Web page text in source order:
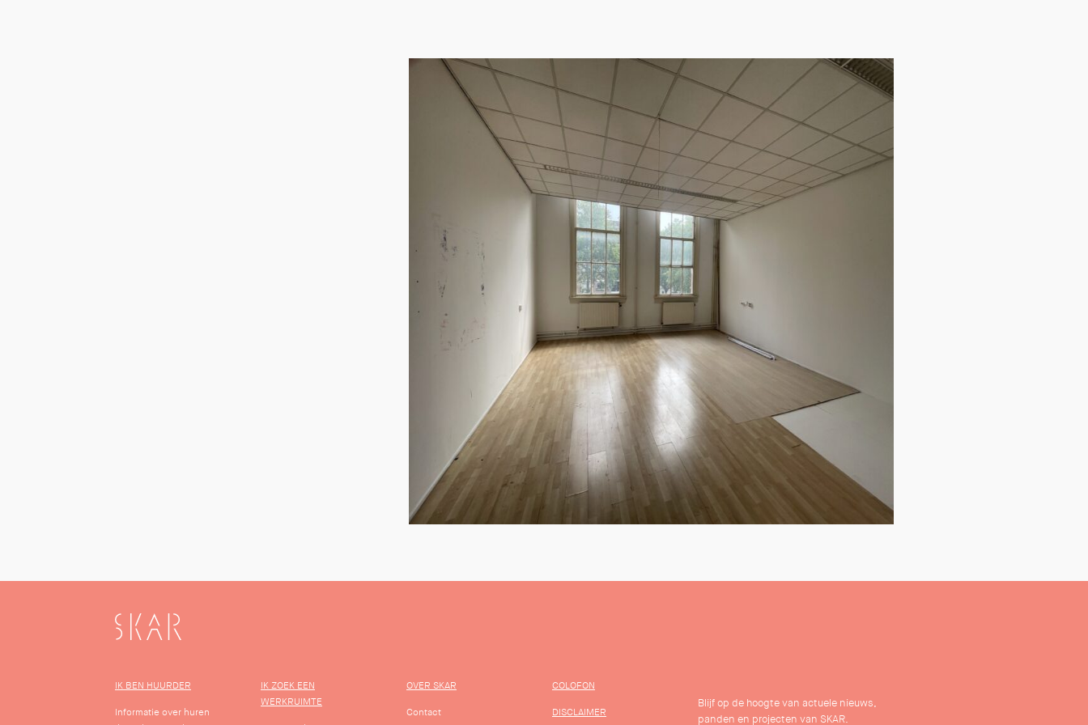
SKAR
IK BEN HUURDER
Informatie over huren
IK ZOEK EEN
WERKRUIMTE
OVER SKAR
Contact
COLOFON
DISCLAIMER
Blijf op de hoogte van actuele nieuws,
panden en projecten van SKAR.